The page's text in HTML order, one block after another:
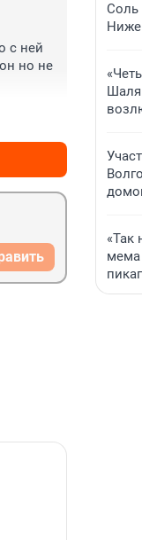
с ней
но не
Соль
«Так
мема